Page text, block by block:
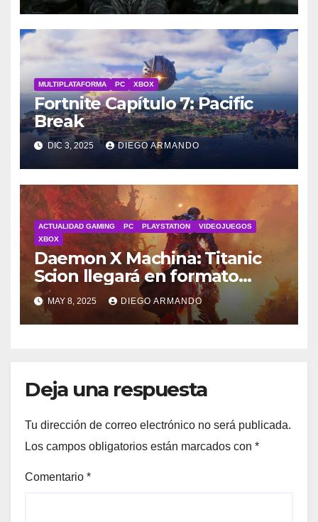
MULTIPLATAFORMA PC XBOX
Fortnite Capítulo 7: Pacific
Break
DIC 3, 2025 DIEGO ARMANDO
ACTUALIDAD GAMING PC PLAYSTATION
VIDEOJUEGOS
XBOX
Daemon X Machina: Titanic
Scion llegará en formato
físico
MAY 8, 2025 DIEGO ARMANDO
Deja una respuesta
Tu dirección de correo electrónico no será publicada.
Los campos obligatorios están marcados con *
Comentario *